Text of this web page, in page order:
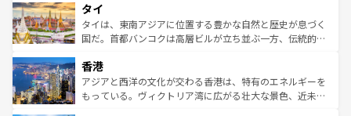
リティに包まれながら、韓国の多彩な魅力を心ゆくまで味
わってみてほしい。 なお、新着の韓国情報はコンテンツ一
覧を参照してほしい。
急速な発展と共に伝統が息づく。ハノイの古い町並みやホ
ーチミン市のフランス統治時代の建物も、独特の雰囲気を
醸し出している。また、バラエティの豊かさとおいしさで
とつ。フォーやバインミー、ベトナムコーヒーなどは、ぜ
ひ現地で味わいたい。どの地域を訪れてもあたたかい人々
が旅行者を迎えてくれるので、きっと忘れられない旅にな
タイ
タイは、東南アジアに位置する豊かな自然と歴史が息づく
国だ。首都バンコクは高層ビルが立ち並ぶ一方、伝統的な
の活気が交差している。北部ではチェンマイなどの山岳地
帯で自然と触れ合い、南部ではプーケットやクラビの美し
いビーチでリゾート気分を楽しむことができる。タイ料理
香港
アジアと西洋の文化が交わる香港は、特有のエネルギーを
もっている。ヴィクトリア湾に広がる壮大な景色、近未来